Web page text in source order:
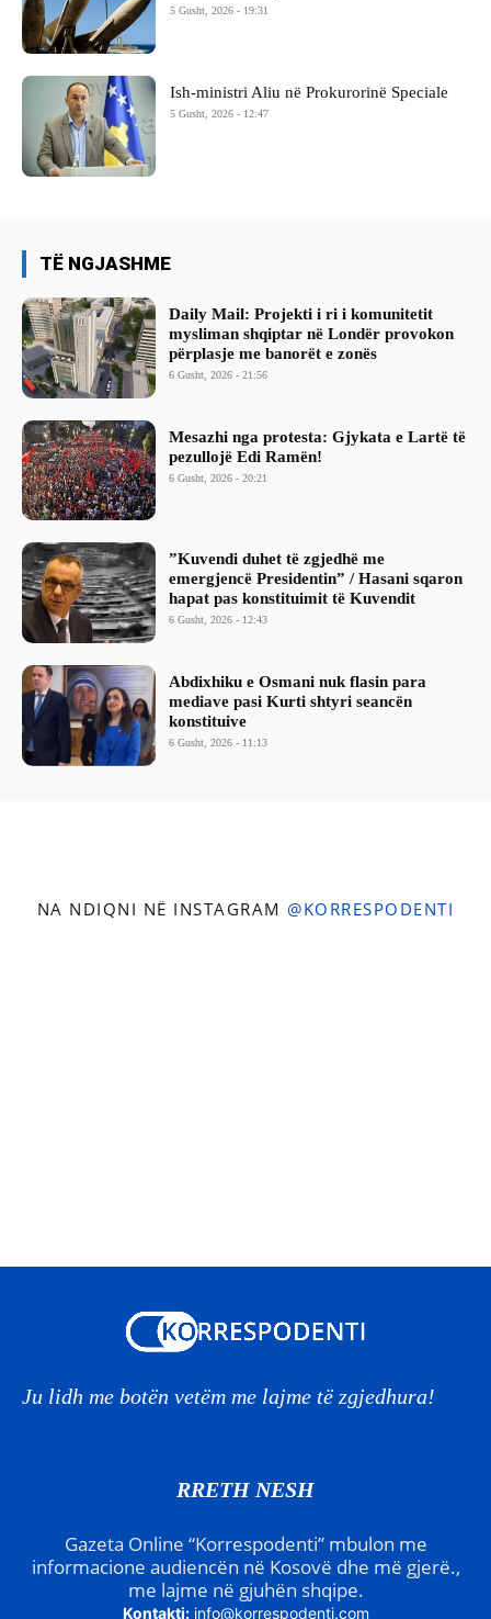
5 Gusht, 2026 - 19:31
Ish-ministri ​Aliu në Prokurorinë Speciale
5 Gusht, 2026 - 12:47
TË NGJASHME
Daily Mail: Projekti i ri i komunitetit
mysliman shqiptar në Londër provokon
përplasje me banorët e zonës
6 Gusht, 2026 - 21:56
Mesazhi nga protesta: Gjykata e Lartë të
pezullojë Edi Ramën!
6 Gusht, 2026 - 20:21
​”Kuvendi duhet të zgjedhë me
emergjencë Presidentin” / Hasani sqaron
hapat pas konstituimit të Kuvendit
6 Gusht, 2026 - 12:43
Abdixhiku e Osmani nuk flasin para
mediave pasi Kurti shtyri seancën
konstituive
6 Gusht, 2026 - 11:13
NA NDIQNI NË INSTAGRAM @KORRESPODENTI
Ju lidh me botën vetëm me lajme të zgjedhura!
RRETH NESH
Gazeta Online “Korrespodenti” mbulon me
informacione audiencën në Kosovë dhe më gjerë.,
me lajme në gjuhën shqipe.
Kontakti: info@korrespodenti.com